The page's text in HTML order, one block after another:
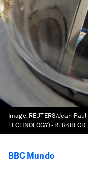
Image: REUTERS/Jean-
TECHNOLOGY) - RTR4BFGD
BBC Mundo